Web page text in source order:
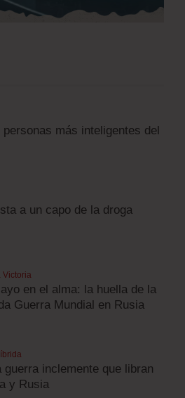
personas más inteligentes del
a un capo de la droga
Victoria
en el alma: la huella de la
Guerra Mundial en Rusia
guerra inclemente que libran
y Rusia